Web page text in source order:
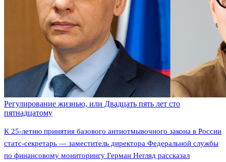
Регулирование жизнью, или Двадцать пять лет сто
пятнадцатому
К 25-летию принятия базового антиотмывочного закона в России
статс-секретарь — заместитель директора Федеральной службы
по финансовому мониторингу Герман Негляд рассказал